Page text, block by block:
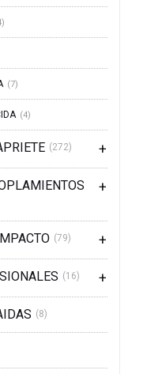
(7)
(4)
(272)
(79)
(16)
(8)